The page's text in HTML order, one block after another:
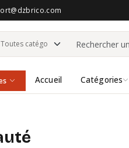
Accueil Catégories